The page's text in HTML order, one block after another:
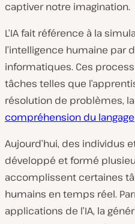
captiver notre imagination.
L’IA fait référence à la
l’intelligence humaine par
informatiques. Ces
tâches telles que
résolution de problèmes,
compréhension du langage
Aujourd’hui, des individus
développé et formé
accomplissent certaines
humains en temps réel.
applications de l’IA, la